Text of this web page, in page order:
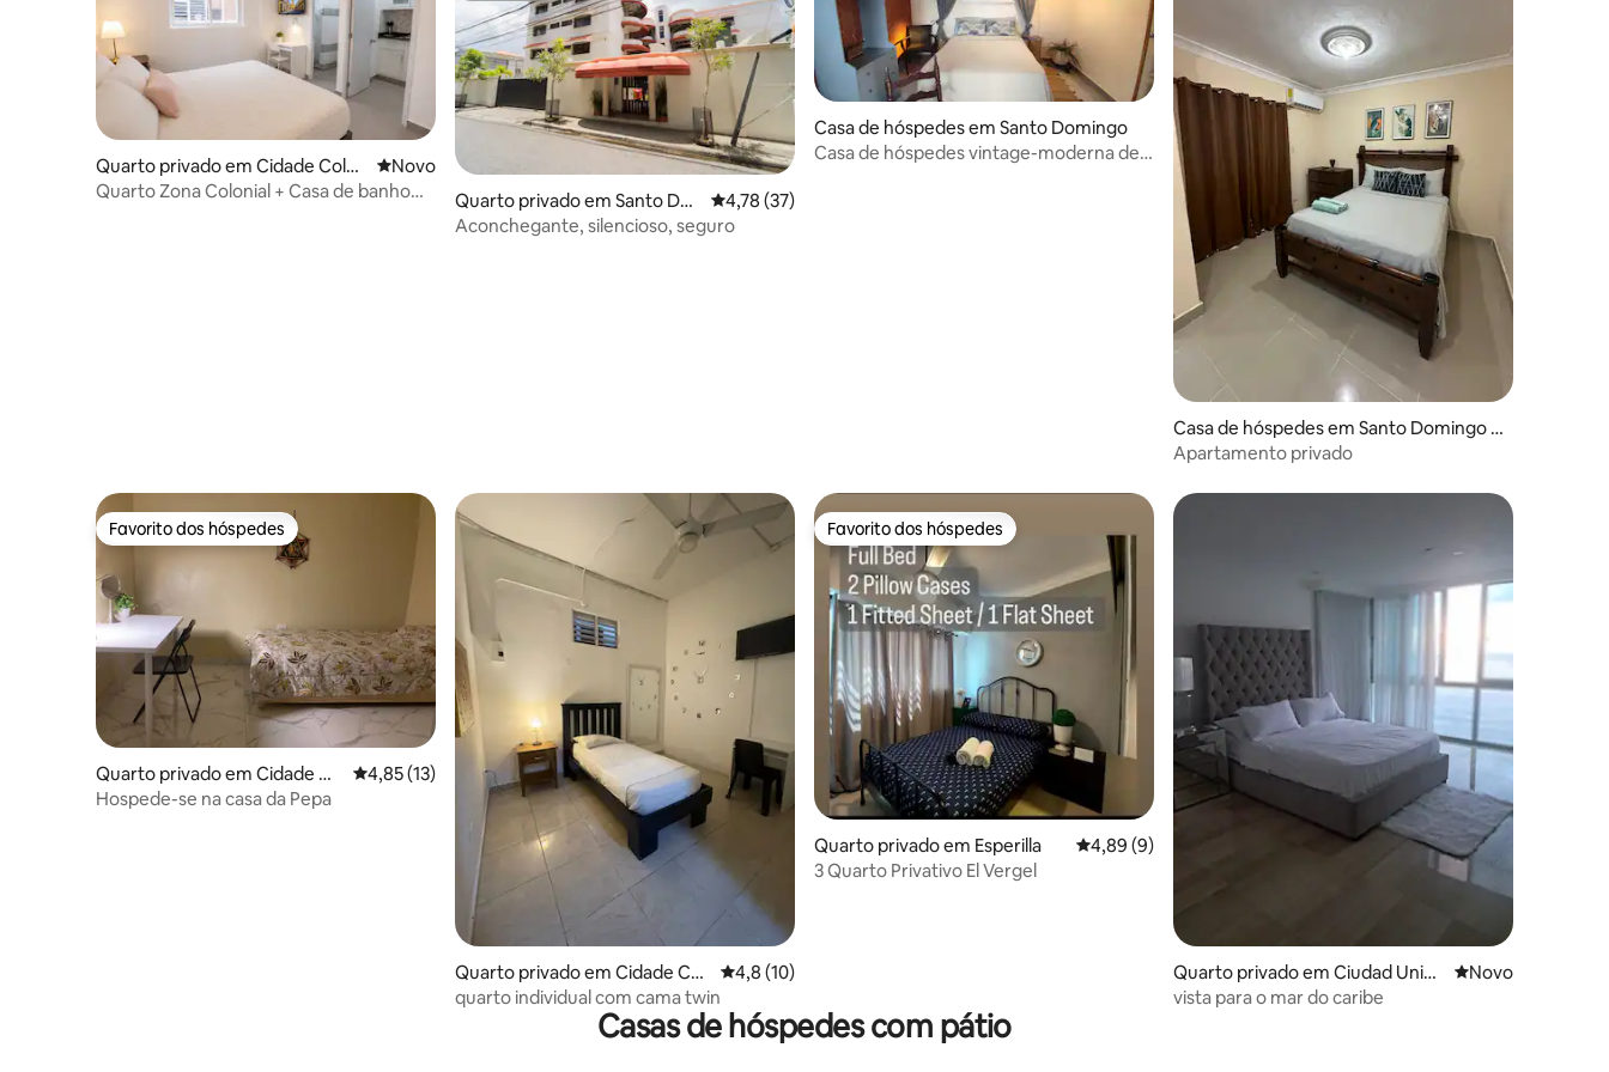
Quarto privado em Cidade Colon
ial
Novo alojamento
Novo
Quarto Zona Colonial + Casa de banho
Quarto privado em Santo Do
mingo
Classificação média de 4,78 em 5 estrelas, 37avaliações
4,78 (37)
Aconchegante, silencioso, seguro
Casa de hóspedes em Santo Domingo
Casa de hóspedes vintage-moderna de 2
Casa de hóspedes em Santo Domingo N
orte
Apartamento privado
Favorito dos hóspedes
Favorito dos hóspedes
Quarto privado em Cidade Co
lonial
Classificação média de 4,85 em 5 estrelas, 13avaliações
4,85 (13)
Hospede-se na casa da Pepa
Quarto privado em Cidade Col
onial
Classificação média de 4,8 em 5 estrelas, 10avaliações
4,8 (10)
quarto individual com cama twin
Favorito dos hóspedes
Favorito dos hóspedes
Quarto privado em Esperilla Classificação média de 4,89 em 5 estrelas, 9avaliações
4,89 (9)
3 Quarto Privativo El Vergel
Quarto privado em Ciudad Unive
rsitaria
Novo alojamento
Novo
vista para o mar do caribe
Casas de hóspedes com pátio